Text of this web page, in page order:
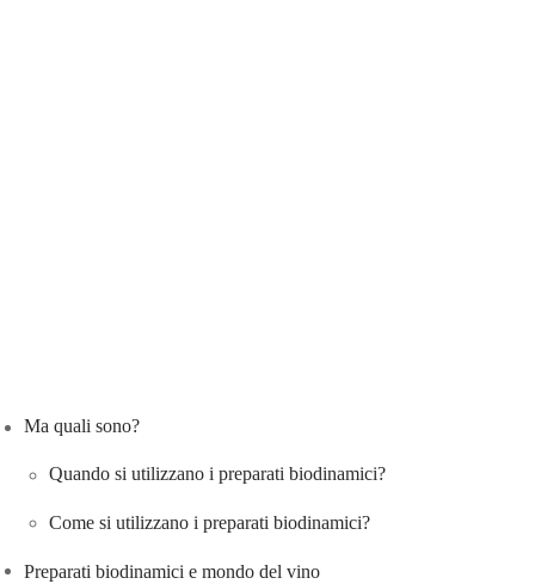
Ma quali sono?
Quando si utilizzano i preparati biodinamici?
Come si utilizzano i preparati biodinamici?
Preparati biodinamici e mondo del vino